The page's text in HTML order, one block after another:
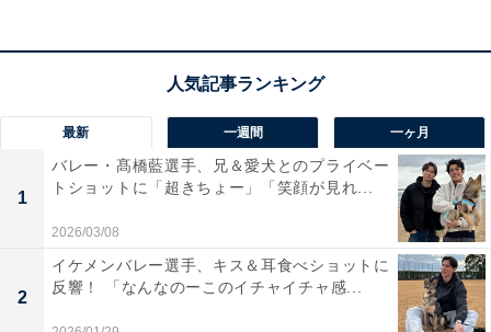
最新 一週間 一ヶ月
1
バレー・髙橋藍選手、兄＆愛犬とのプライベー
トショットに「超きちょー」「笑顔が見れ...
2026/03/08
2
イケメンバレー選手、キス＆耳食べショットに
反響！ 「なんなのーこのイチャイチャ感...